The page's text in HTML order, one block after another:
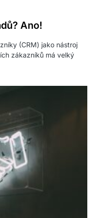
Ano!
(CRM) jako nástroj
zákazníků má velký